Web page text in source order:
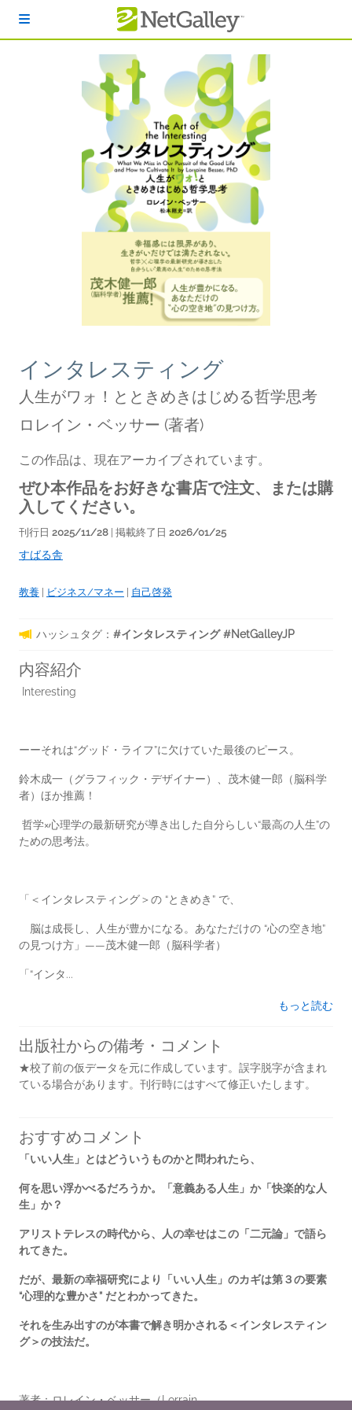
インタレスティング
人生がワォ！とときめきはじめる哲学思考
ロレイン・ベッサー (著者)
この作品は、現在アーカイブされています。
ぜひ本作品をお好きな書店で注文、または購
入してください。
刊行日 2025/11/28 | 掲載終了日 2026/01/25
すばる舎
教養 ビジネス/マネー 自己啓発
ハッシュタグ： #インタレスティング #NetGalleyJP
内容紹介
Interesting
ーーそれは“グッド・ライフ”に欠けていた最後のピース。
鈴木成一（グラフィック・デザイナー）、茂木健一郎（脳科学
者）ほか推薦！
哲学×心理学の最新研究が導き出した自分らしい“最高の人生”の
ための思考法。
「＜インタレスティング＞の “ときめき” で、
脳は成長し、人生が豊かになる。あなただけの “心の空き地”
の見つけ方」――茂木健一郎（脳科学者）
「“インタ...
もっと読む
出版社からの備考・コメント
★校了前の仮データを元に作成しています。誤字脱字が含まれ
ている場合があります。刊行時にはすべて修正いたします。
おすすめコメント
「いい人生」とはどういうものかと問われたら、
何を思い浮かべるだろうか。「意義ある人生」か「快楽的な人
生」か？
アリストテレスの時代から、人の幸せはこの「二元論」で語ら
れてきた。
だが、最新の幸福研究により「いい人生」のカギは第３の要素
“心理的な豊かさ” だとわかってきた。
それを生み出すのが本書で解き明かされる＜インタレスティン
グ＞の技法だ。
著者：ロレイン・ベッサー（Lorrain...